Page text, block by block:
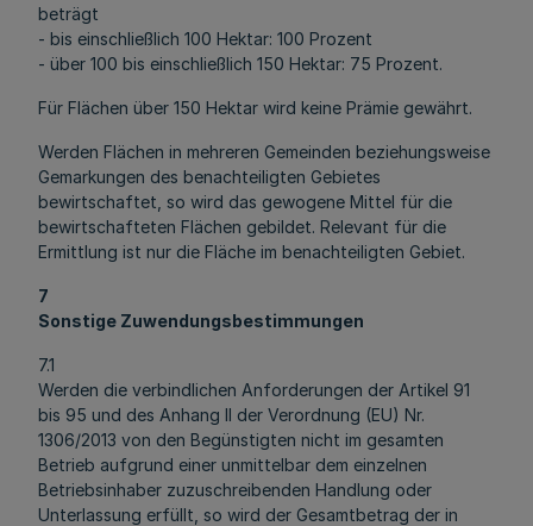
beträgt
- bis einschließlich 100 Hektar: 100 Prozent
- über 100 bis einschließlich 150 Hektar: 75 Prozent.
Für Flächen über 150 Hektar wird keine Prämie gewährt.
Werden Flächen in mehreren Gemeinden beziehungsweise
Gemarkungen des benachteiligten Gebietes
bewirtschaftet, so wird das gewogene Mittel für die
bewirtschafteten Flächen gebildet. Relevant für die
Ermittlung ist nur die Fläche im benachteiligten Gebiet.
7
Sonstige Zuwendungsbestimmungen
7.1
Werden die verbindlichen Anforderungen der Artikel 91
bis 95 und des Anhang II der Verordnung (EU) Nr.
1306/2013 von den Begünstigten nicht im gesamten
Betrieb aufgrund einer unmittelbar dem einzelnen
Betriebsinhaber zuzuschreibenden Handlung oder
Unterlassung erfüllt, so wird der Gesamtbetrag der in